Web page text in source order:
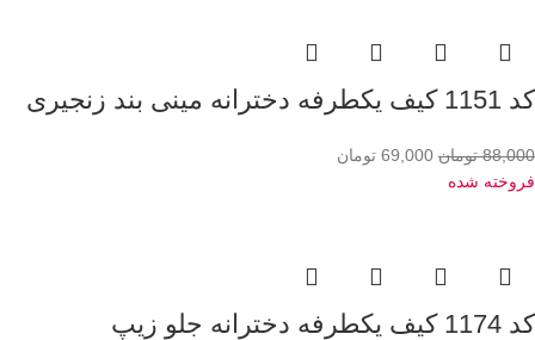
کد 1151 کیف یکطرفه دخترانه مینی بند زنجیری
88,000 تومان 69,000 تومان
فروخته شده
کد 1174 کیف یکطرفه دخترانه جلو زیپ